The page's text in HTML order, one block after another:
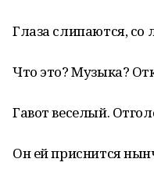
Глаза слипаются, со
Что это? Музыка?
Гавот веселый.
Он ей приснится